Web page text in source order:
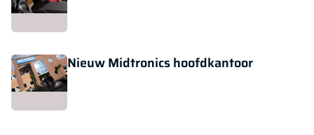
Nieuw Midtronics hoofdkantoor